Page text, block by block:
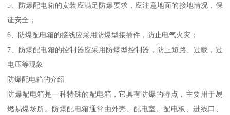
5、防爆配电箱的安装应满足防爆要求，应注意地面的接地情况，保
证安全；
6、防爆配电箱的接线应采用防爆型接插件，防止电气火灾；
7、防爆配电箱的控制器应采用防爆型控制器，防止短路、过载，过
电压等现象
防爆配电箱的介绍
防爆配电箱是一种特殊的配电箱，它具有防爆的特点，主要用于易
燃易爆场所。防爆配电箱通常由外壳、配电室、配电板、进线口、